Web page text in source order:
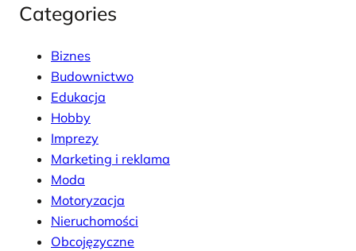
Categories
Biznes
Budownictwo
Edukacja
Hobby
Imprezy
Marketing i reklama
Moda
Motoryzacja
Nieruchomości
Obcojęzyczne